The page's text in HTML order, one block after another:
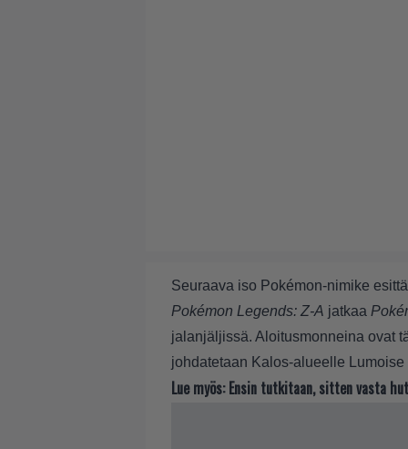
Seuraava iso Pokémon-nimike
Pokémon Legends: Z-A jatkaa
jalanjäljissä. Aloitusmonneina ovat
johdatetaan Kalos-alueelle
Lue myös: Ensin tutkitaan, sitten vasta